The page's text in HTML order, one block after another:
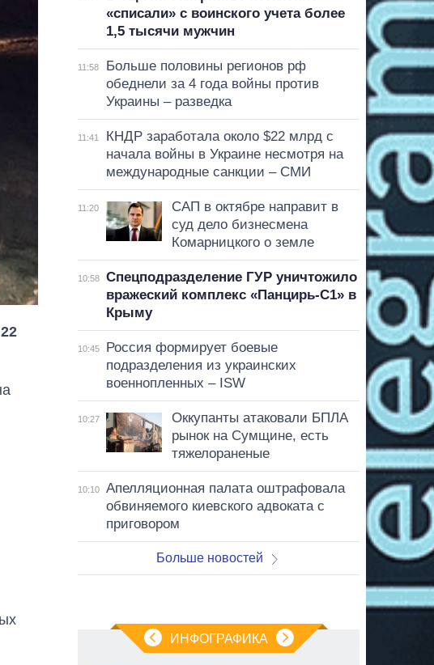
«списали» с воинского учета более
1,5 тысячи мужчин
11:58
Больше половины регионов рф
обеднели за 4 года войны против
Украины – разведка
11:41
КНДР заработала около $22 млрд с
начала войны в Украине несмотря на
международные санкции – СМИ
11:20
САП в октябре направит в
суд дело бизнесмена
Комарницкого о земле
10:58
Спецподразделение ГУР уничтожило
вражеский комплекс «Панцирь-С1» в
Крыму
10:45
Россия формирует боевые
подразделения из украинских
военнопленных – ISW
10:27
Оккупанты атаковали БПЛА
рынок на Сумщине, есть
тяжелораненые
10:10
Апелляционная палата оштрафовала
обвиняемого киевского адвоката с
приговором
Больше новостей
ИНФОГРАФИКА